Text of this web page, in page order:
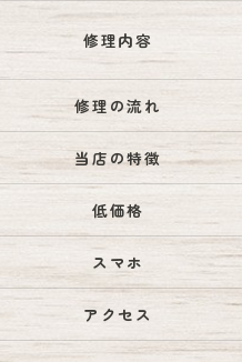
修理内容
修理の流れ
当店の特徴
低価格
スマホ
アクセス